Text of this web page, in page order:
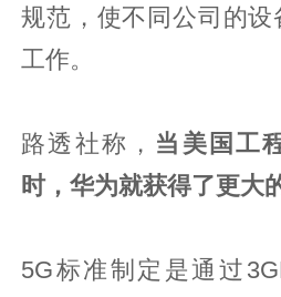
规范，使不同公司的设
工作。
路透社称， 当美国工
时，华为就获得了更大
5G标准制定是通过